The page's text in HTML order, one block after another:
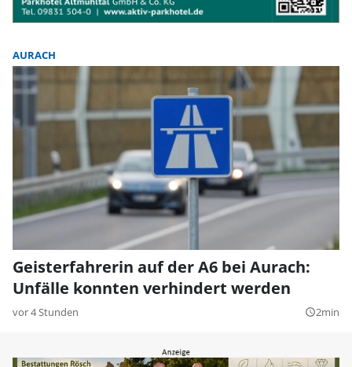
AURACH
Geisterfahrerin auf der A6 bei Aurach:
Unfälle konnten verhindert werden
vor 4 Stunden query_builder2min